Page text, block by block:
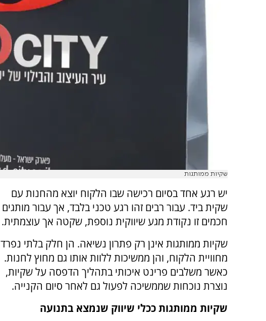
שקיות ממותגות
יש רגע אחד בסיום רכישה שבו הלקוח יוצא מהחנות עם
שקית ביד. עבור רבים זהו רגע טכני בלבד, אך עבור מותגים
חכמים זו נקודת מגע שיווקית נוספת, שקטה אך עוצמתית.
שקיות ממותגות אינן רק פתרון נשיאה. הן חלק בלתי נפרד
מחוויית הלקוח, והן ממשיכות ללוות אותו גם מחוץ לחנות.
כאשר משלבים פרינט איכותי בתהליך הדפסה על שקיות,
נוצרת נוכחות שממשיכה לפעול גם לאחר סיום הקנייה.
שקיות ממותגות ככלי שיווק שנמצא בתנועה